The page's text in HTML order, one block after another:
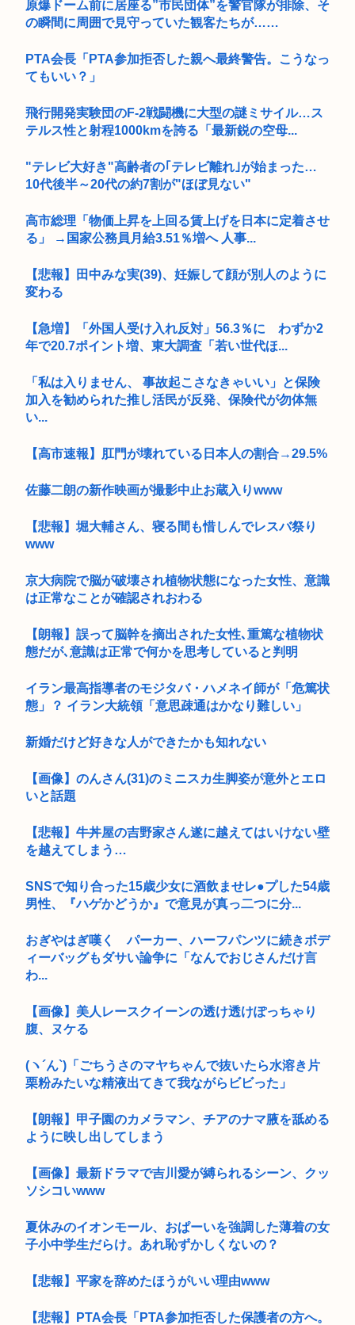
原爆ドーム前に居座る”市民団体”を警官隊が排除、そ
の瞬間に周囲で見守っていた観客たちが……
PTA会長「PTA参加拒否した親へ最終警告。こうなっ
てもいい？」
飛行開発実験団のF-2戦闘機に大型の謎ミサイル…ス
テルス性と射程1000kmを誇る「最新鋭の空母...
"テレビ大好き"高齢者の｢テレビ離れ｣が始まった…
10代後半～20代の約7割が"ほぼ見ない"
高市総理「物価上昇を上回る賃上げを日本に定着させ
る」 →国家公務員月給3.51％増へ 人事...
【悲報】田中みな実(39)、妊娠して顔が別人のように
変わる
【急増】「外国人受け入れ反対」56.3％に わずか2
年で20.7ポイント増、東大調査「若い世代ほ...
「私は入りません、 事故起こさなきゃいい」と保険
加入を勧められた推し活民が反発、保険代が勿体無
い...
【高市速報】肛門が壊れている日本人の割合→29.5%
佐藤二朗の新作映画が撮影中止お蔵入りwww
【悲報】堀大輔さん、寝る間も惜しんでレスバ祭り
www
京大病院で脳が破壊され植物状態になった女性、意識
は正常なことが確認されおわる
【朗報】誤って脳幹を摘出された女性､重篤な植物状
態だが､意識は正常で何かを思考していると判明
イラン最高指導者のモジタバ・ハメネイ師が「危篤状
態」？ イラン大統領「意思疎通はかなり難しい」
新婚だけど好きな人ができたかも知れない
【画像】のんさん(31)のミニスカ生脚姿が意外とエロ
いと話題
【悲報】牛丼屋の吉野家さん遂に越えてはいけない壁
を越えてしまう…
SNSで知り合った15歳少女に酒飲ませレ●プした54歳
男性、『ハゲかどうか』で意見が真っ二つに分...
おぎやはぎ嘆く パーカー、ハーフパンツに続きボデ
ィーバッグもダサい論争に「なんでおじさんだけ言
わ...
【画像】美人レースクイーンの透け透けぽっちゃり
腹、ヌケる
(ヽ´ん`)「ごちうさのマヤちゃんで抜いたら水溶き片
栗粉みたいな精液出てきて我ながらビビった」
【朗報】甲子園のカメラマン、チアのナマ腋を舐める
ように映し出してしまう
【画像】最新ドラマで吉川愛が縛られるシーン、クッ
ソシコいwww
夏休みのイオンモール、おぱーいを強調した薄着の女
子小中学生だらけ。あれ恥ずかしくないの？
【悲報】平家を辞めたほうがいい理由www
【悲報】PTA会長「PTA参加拒否した保護者の方へ。